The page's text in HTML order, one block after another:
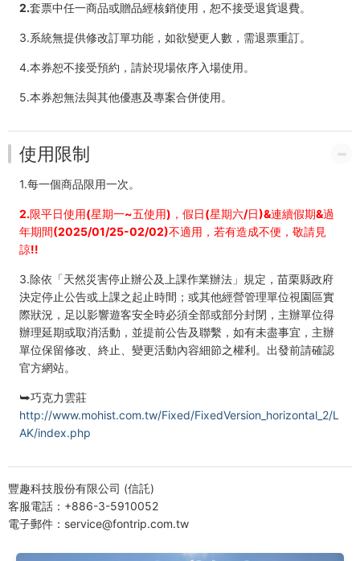
2.套票中任一商品或贈品經核銷使用，恕不接受退貨退費。
3.系統無提供修改訂單功能，如欲變更人數，需退票重訂。
4.本券恕不接受預約，請於現場依序入場使用。
5.本券恕無法與其他優惠及專案合併使用。
使用限制
1.每一個商品限用一次。
2.限平日使用(星期一~五使用)，假日(星期六/日)&連續假期&過
年期間(2025/01/25-02/02)不適用，若有造成不便，敬請見
諒!!
3.除依「天然災害停止辦公及上課作業辦法」規定，苗栗縣政府
決定停止公告或上課之起止時間；或其他經營管理單位視園區實
際狀況，足以影響遊客安全時必須全部或部分封閉，主辦單位得
辦理延期或取消活動，並提前公告及聯繫，如有未盡事宜，主辦
單位保留修改、終止、變更活動內容細節之權利。出發前請確認
官方網站。
⮩巧克力雲莊
http://www.mohist.com.tw/Fixed/FixedVersion_horizontal_2/L
AK/index.php
豐趣科技股份有限公司 (信託)
客服電話：+886-3-5910052
電子郵件：service@fontrip.com.tw